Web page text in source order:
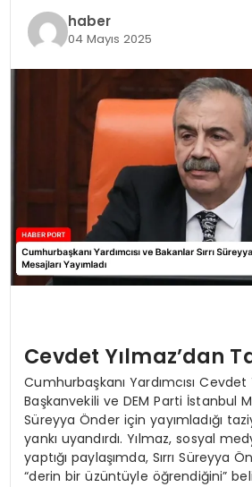
EKONOMI
haber
04 Mayıs 2025
Cevdet Yılmaz’dan
Cumhurbaşkanı Yardımcısı Cevdet
Başkanvekili ve DEM Parti İstanbul
Süreyya Önder için yayımladığı
yankı uyandırdı. Yılmaz, sosyal
yaptığı paylaşımda, Sırrı Süreyya
“derin bir üzüntüyle öğrendiğini”